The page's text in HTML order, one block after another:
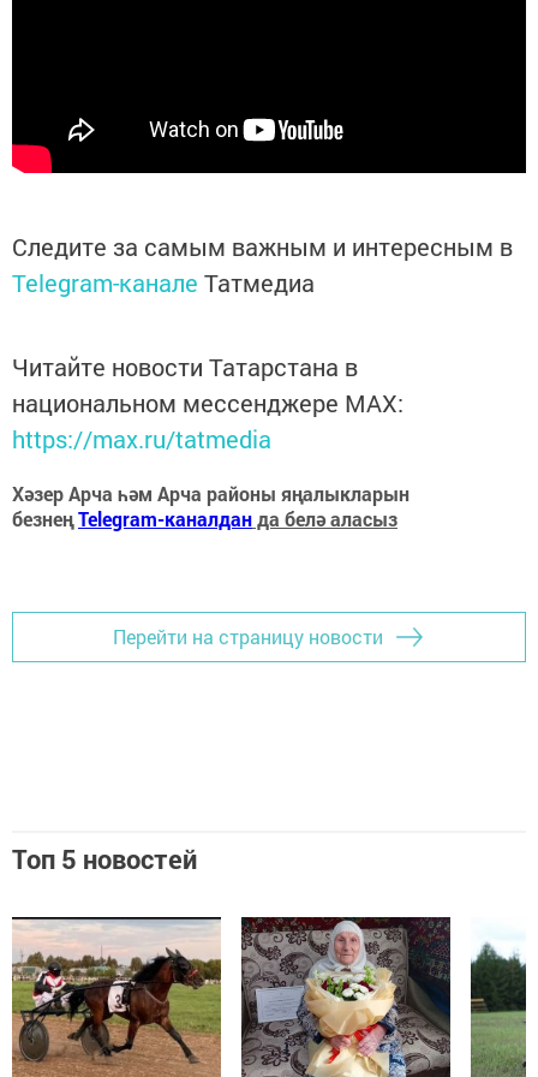
Следите за самым важным и интересным в
Telegram-канале Татмедиа
Читайте новости Татарстана в
национальном мессенджере MАХ:
https://max.ru/tatmedia
Хәзер Арча һәм Арча районы яңалыкларын
безнеңTelegram-каналданда белә аласыз
Перейти на страницу новости
Топ 5 новостей